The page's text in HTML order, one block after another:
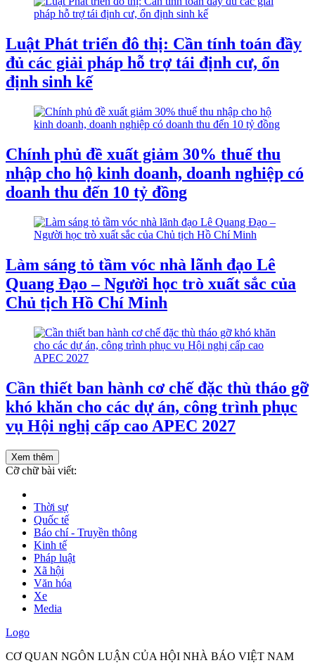
Luật Phát triển đô thị: Cần tính toán đầy
đủ các giải pháp hỗ trợ tái định cư, ổn
định sinh kế
Chính phủ đề xuất giảm 30% thuế thu
nhập cho hộ kinh doanh, doanh nghiệp có
doanh thu đến 10 tỷ đồng
Làm sáng tỏ tầm vóc nhà lãnh đạo Lê
Quang Đạo – Người học trò xuất sắc của
Chủ tịch Hồ Chí Minh
Cần thiết ban hành cơ chế đặc thù tháo gỡ
khó khăn cho các dự án, công trình phục
vụ Hội nghị cấp cao APEC 2027
Xem thêm
Cỡ chữ bài viết:
Thời sự
Quốc tế
Báo chí - Truyền thông
Kinh tế
Pháp luật
Xã hội
Văn hóa
Xe
Media
Logo
CƠ QUAN NGÔN LUẬN CỦA HỘI NHÀ BÁO VIỆT NAM